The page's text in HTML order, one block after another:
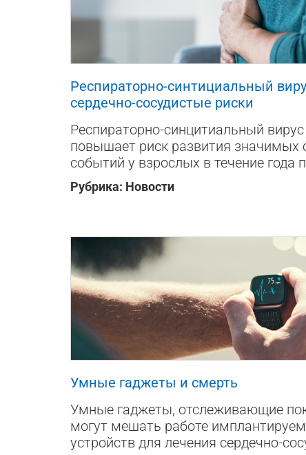
1
Респираторно-синтициальный
сердечно-сосудистые риски
Респираторно-синцитиальный
повышает риск развития значимых
событий у взрослых в течение года
Рубрика: Новости
0
Умные гаджеты и смерть
Умные гаджеты, отслеживающие
могут мешать работе
устройств для лечения сердечно-